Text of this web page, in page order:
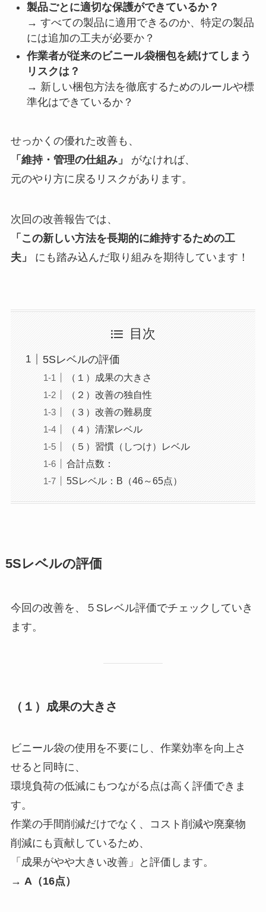
製品ごとに適切な保護ができているか？
→ すべての製品に適用できるのか、特定の製品
には追加の工夫が必要か？
作業者が従来のビニール袋梱包を続けてしまう
リスクは？
→ 新しい梱包方法を徹底するためのルールや標
準化はできているか？
せっかくの優れた改善も、
「維持・管理の仕組み」
がなければ、
元のやり方に戻るリスクがあります。
次回の改善報告では、
「この新しい方法を長期的に維持するための工
夫」
にも踏み込んだ取り組みを期待しています！
目次
5Sレベルの評価
（１）成果の大きさ
（２）改善の独自性
（３）改善の難易度
（４）清潔レベル
（５）習慣（しつけ）レベル
合計点数：
5Sレベル：B（46～65点）
5Sレベルの評価
今回の改善を、５Sレベル評価でチェックしていき
ます。
（１）成果の大きさ
ビニール袋の使用を不要にし、作業効率を向上さ
せると同時に、
環境負荷の低減にもつながる点は高く評価できま
す。
作業の手間削減だけでなく、コスト削減や廃棄物
削減にも貢献しているため、
「成果がやや大きい改善」と評価します。
→ A（16点）